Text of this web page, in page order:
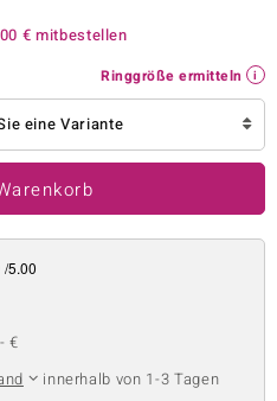
€ mitbestellen
Ringgröße ermitteln
eine Variante
/5.00
€
innerhalb von 1-3 Tagen